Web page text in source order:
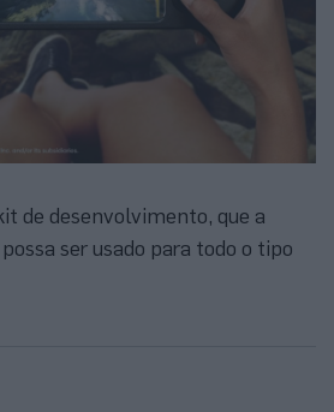
de desenvolvimento, que a
ser usado para todo o tipo